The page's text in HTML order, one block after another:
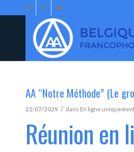
AA “Notre Méthode” (Le
22/07/2029 / dans En ligne
Réunion en